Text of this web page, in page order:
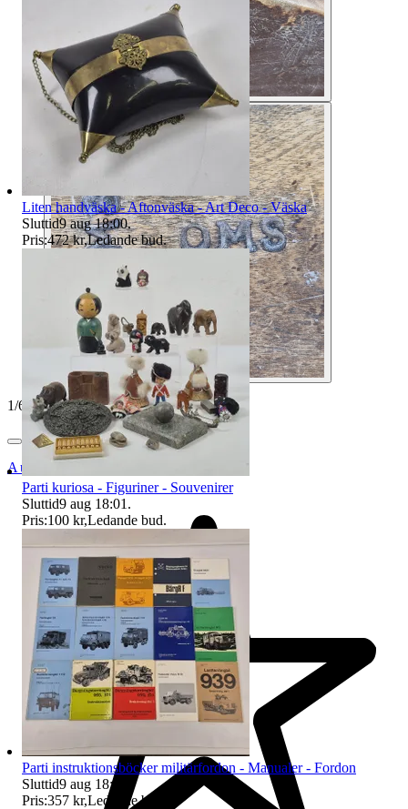
1/6
Auktionsbyra
Liten handväska - Aftonväska - Art Deco - Väska
Sluttid9 aug 18:00.
Pris:472 kr,Ledande bud.
Parti kuriosa - Figuriner - Souvenirer
Sluttid9 aug 18:01 .
Pris:100 kr,Ledande bud.
Parti instruktionsböcker militärfordon - Manualer - Fordon
Sluttid9 aug 18:02
Pris:357 kr,Ledande bud